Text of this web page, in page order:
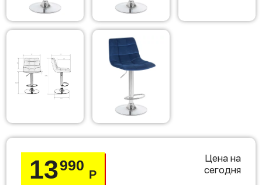
13990
Р
Цена на
сегодня